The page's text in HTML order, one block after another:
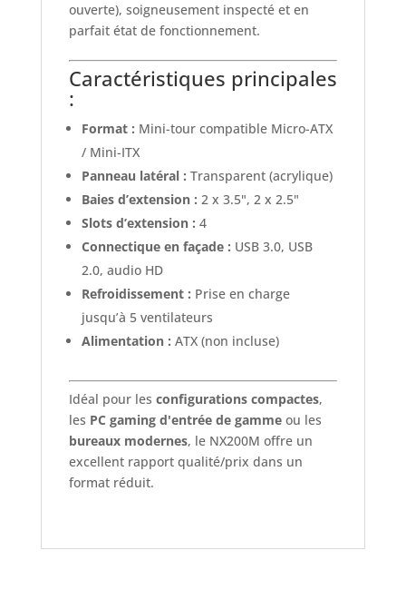
ouverte), soigneusement inspecté et en
parfait état de fonctionnement.
Caractéristiques principales
:
Format : Mini-tour compatible Micro-ATX
/ Mini-ITX
Panneau latéral : Transparent (acrylique)
Baies d’extension : 2 x 3.5", 2 x 2.5"
Slots d’extension : 4
Connectique en façade : USB 3.0, USB
2.0, audio HD
Refroidissement : Prise en charge
jusqu’à 5 ventilateurs
Alimentation : ATX (non incluse)
Idéal pour les configurations compactes,
les PC gaming d'entrée de gammeou les
bureaux modernes, le NX200M offre un
excellent rapport qualité/prix dans un
format réduit.